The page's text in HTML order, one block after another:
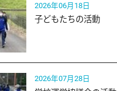
2026年06月18日
子どもたちの活動
2026年07月28日